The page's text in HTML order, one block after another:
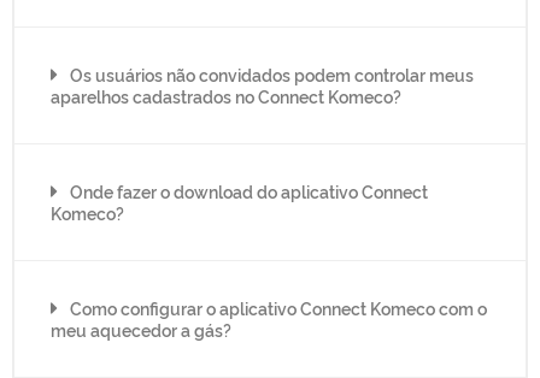
Os usuários não convidados podem controlar meus
aparelhos cadastrados no Connect Komeco?
Onde fazer o download do aplicativo Connect
Komeco?
Como configurar o aplicativo Connect Komeco com o
meu aquecedor a gás?